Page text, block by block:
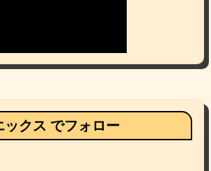
ックス でフォロー